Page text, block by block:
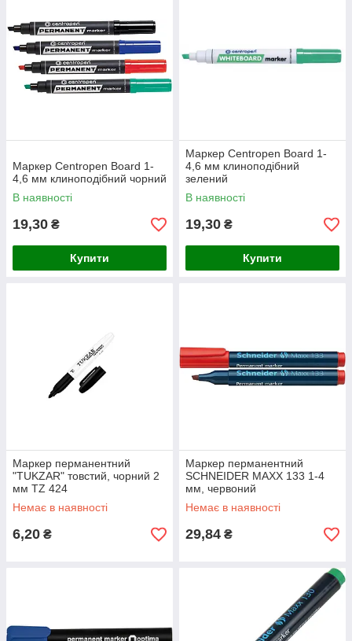
Маркер Centropen Board 1-
4,6 мм клиноподібний чорний
В наявності
19,30 ₴
Купити
Маркер Centropen Board 1-
4,6 мм клиноподібний
зелений
В наявності
19,30 ₴
Купити
Маркер перманентний
"TUKZAR" товстий, чорний 2
мм TZ 424
Немає в наявності
6,20 ₴
Маркер перманентний
SCHNEIDER MAXX 133 1-4
мм, червоний
Немає в наявності
29,84 ₴